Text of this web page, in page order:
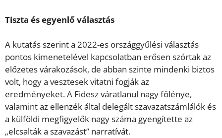
Tiszta és egyenlő választás
A kutatás szerint a 2022-es országgyűlési választás
pontos kimenetelével kapcsolatban erősen szórtak az
előzetes várakozások, de abban szinte mindenki biztos
volt, hogy a vesztesek vitatni fogják az
eredményeket. A Fidesz váratlanul nagy fölénye,
valamint az ellenzék által delegált szavazatszámlálók és
a külföldi megfigyelők nagy száma gyengítette az
„elcsalták a szavazást” narratívát.